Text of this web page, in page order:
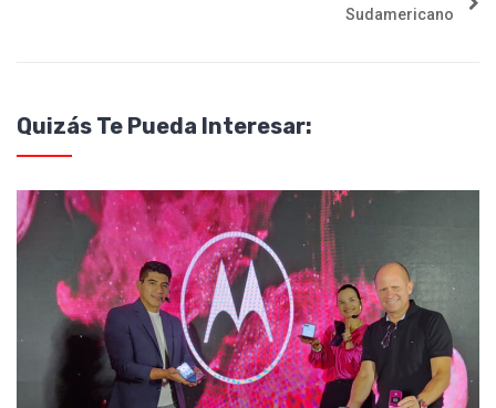
Sudamericano
Quizás Te Pueda Interesar: